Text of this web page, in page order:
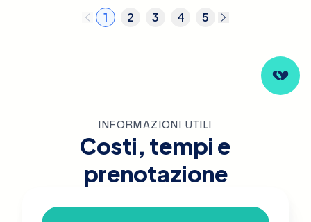
1 2 3 4 5
INFORMAZIONI UTILI
Costi, tempi e
prenotazione